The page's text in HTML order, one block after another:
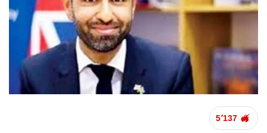
5٬137